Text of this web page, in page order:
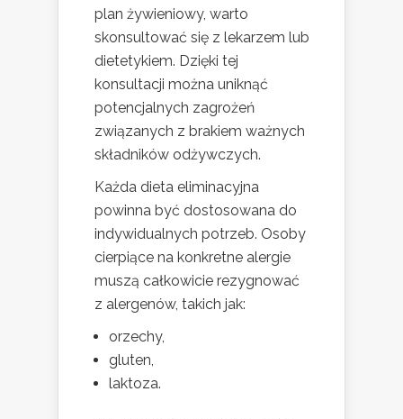
plan żywieniowy, warto
skonsultować się z lekarzem lub
dietetykiem. Dzięki tej
konsultacji można uniknąć
potencjalnych zagrożeń
związanych z brakiem ważnych
składników odżywczych.
Każda dieta eliminacyjna
powinna być dostosowana do
indywidualnych potrzeb. Osoby
cierpiące na konkretne alergie
muszą całkowicie rezygnować
z alergenów, takich jak:
orzechy,
gluten,
laktoza.